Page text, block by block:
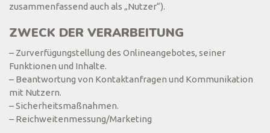
zusammenfassend auch als „Nutzer“).
ZWECK DER VERARBEITUNG
– Zurverfügungstellung des Onlineangebotes, seiner
Funktionen und Inhalte.
– Beantwortung von Kontaktanfragen und Kommunikation
mit Nutzern.
– Sicherheitsmaßnahmen.
– Reichweitenmessung/Marketing